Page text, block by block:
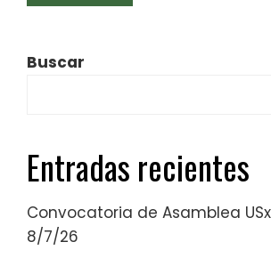
Buscar
Entradas recientes
Convocatoria de Asamblea
8/7/26